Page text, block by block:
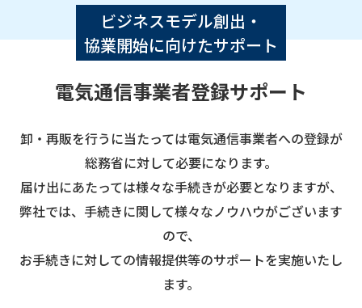
ビジネスモデル創出・
協業開始に向けたサポート
電気通信事業者登録サポート
卸・再販を行うに当たっては電気通信事業者への登録が
総務省に対して必要になります。
届け出にあたっては様々な手続きが必要となりますが、
弊社では、手続きに関して様々なノウハウがございます
ので、
お手続きに対しての情報提供等のサポートを実施いたし
ます。